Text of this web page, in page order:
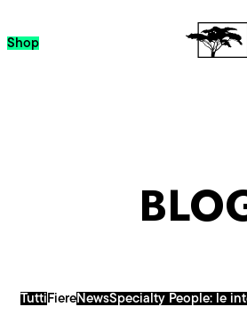
Passa al contenuto
Shop
TuttiFiereNewsSpecialty People: le